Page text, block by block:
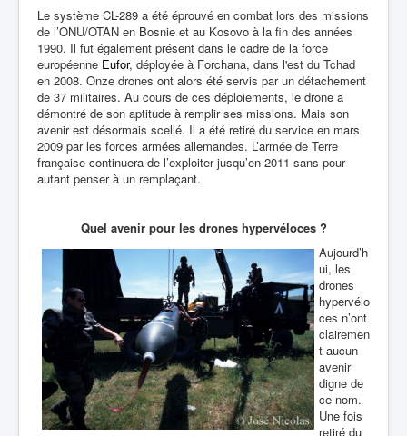
Le système CL-289 a été éprouvé en combat lors des missions
de l’ONU/OTAN en Bosnie et au Kosovo à la fin des années
1990. Il fut également présent dans le cadre de la force
européenne Eufor, déployée à Forchana, dans l'est du Tchad
en 2008. Onze drones ont alors été servis par un détachement
de 37 militaires. Au cours de ces déploiements, le drone a
démontré de son aptitude à remplir ses missions. Mais son
avenir est désormais scellé. Il a été retiré du service en mars
2009 par les forces armées allemandes. L’armée de Terre
française continuera de l’exploiter jusqu’en 2011 sans pour
autant penser à un remplaçant.
Quel avenir pour les drones hypervéloces ?
Aujourd’h
ui, les
drones
hypervélo
ces n’ont
clairemen
t aucun
avenir
digne de
ce nom.
Une fois
retiré du